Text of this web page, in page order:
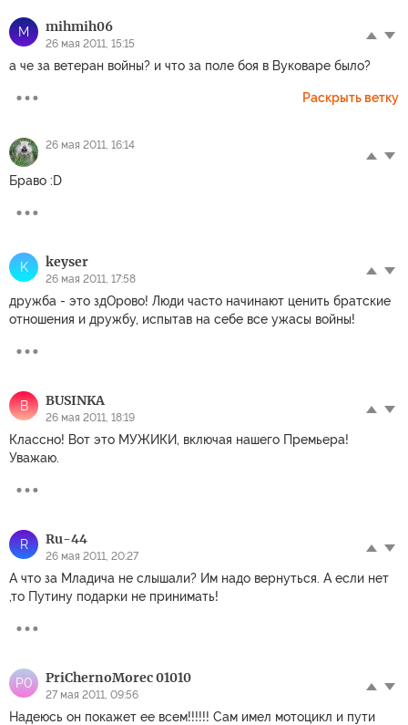
M mihmih06
26 мая 2011, 15:15
а че за ветеран войны? и что за поле боя в Вуковаре было?
Раскрыть ветку
26 мая 2011, 16:14
Браво :D
K keyser
26 мая 2011, 17:58
дружба - это здОрово! Люди часто начинают ценить братские
отношения и дружбу, испытав на себе все ужасы войны!
B BUSINKA
26 мая 2011, 18:19
Классно! Вот это МУЖИКИ, включая нашего Премьера!
Уважаю.
R Ru-44
26 мая 2011, 20:27
А что за Младича не слышали? Им надо вернуться. А если нет
,то Путину подарки не принимать!
P0 PriChernoMorec 01010
27 мая 2011, 09:56
Надеюсь он покажет ее всем!!!!!! Сам имел мотоцикл и пути